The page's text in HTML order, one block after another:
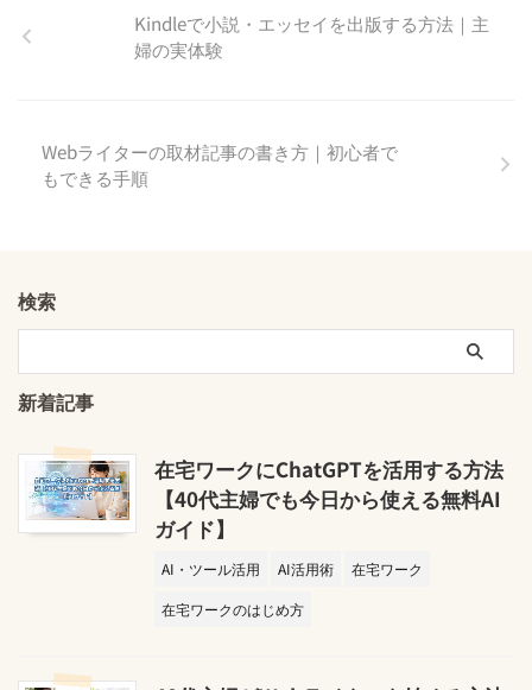
Kindleで小説・エッセイを出版する方法｜主
婦の実体験
Webライターの取材記事の書き方｜初心者で
もできる手順
検索
新着記事
在宅ワークにChatGPTを活用する方法
【40代主婦でも今日から使える無料AI
ガイド】
AI・ツール活用 AI活用術
在宅ワーク
在宅ワークのはじめ方